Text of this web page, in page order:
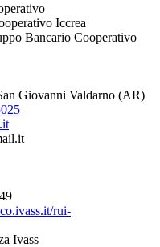
Iccrea
Bancario Cooperativo
Giovanni Valdarno (AR)
rui-
Ivass